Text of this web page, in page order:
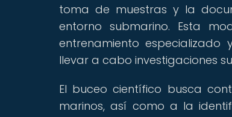
toma de muestras y la
entorno submarino. Esta
entrenamiento
llevar a cabo investigaciones
El buceo científico busca
marinos, así como a la